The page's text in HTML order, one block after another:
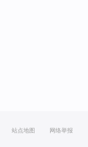
站点地图 网络举报